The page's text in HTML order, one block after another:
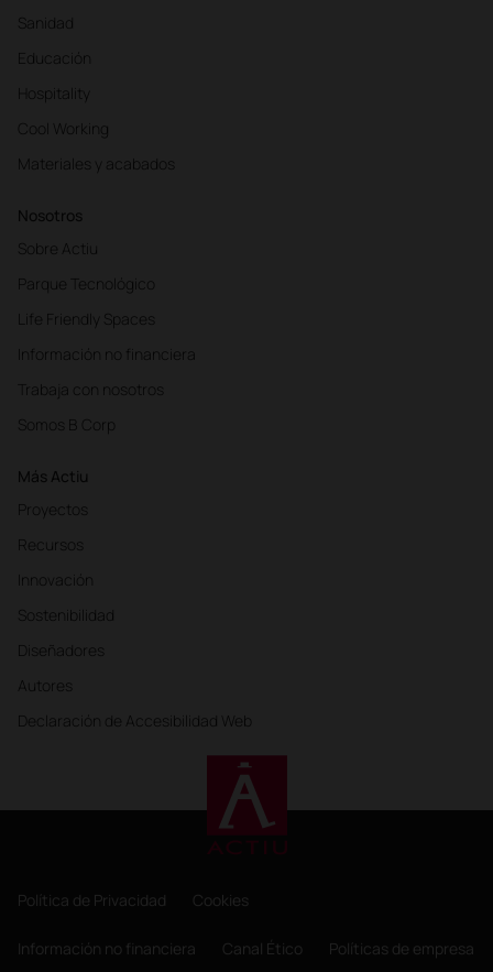
Sanidad
Educación
Hospitality
Cool Working
Materiales y acabados
Nosotros
Sobre Actiu
Parque Tecnológico
Life Friendly Spaces
Información no financiera
Trabaja con nosotros
Somos B Corp
Más Actiu
Proyectos
Recursos
Innovación
Sostenibilidad
Diseñadores
Autores
Declaración de Accesibilidad Web
Política de Privacidad Cookies
Información no financiera Canal Ético Políticas de empresa